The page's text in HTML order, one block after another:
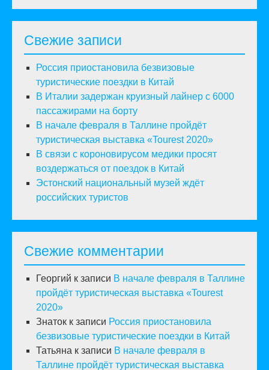
Свежие записи
Россия приостановила безвизовые
туристические поездки в Китай
В Италии задержан круизный лайнер с 6000
пассажирами на борту
В начале февраля в Таллине пройдёт
туристическая выставка «Tourest 2020»
В связи с короновирусом медики просят
воздержаться от поездок в Китай
Эстонский национальный музей ждёт
российских туристов
Свежие комментарии
Георгий к записи В начале февраля в Таллине
пройдёт туристическая выставка «Tourest
2020»
Знаток к записи Россия приостановила
безвизовые туристические поездки в Китай
Татьяна к записи В начале февраля в
Таллине пройдёт туристическая выставка